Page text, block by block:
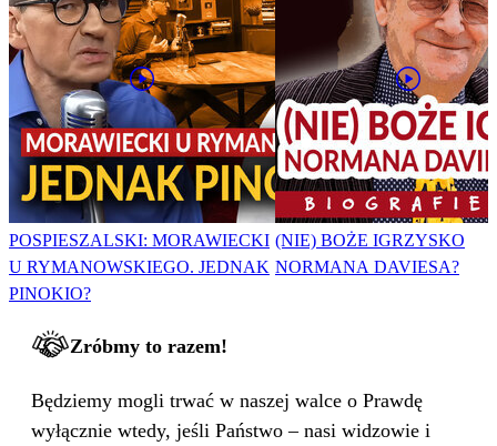
POSPIESZALSKI: MORAWIECKI
U RYMANOWSKIEGO. JEDNAK
PINOKIO?
(NIE) BOŻE IGRZYSKO
NORMANA DAVIESA?
Zróbmy to razem!
Będziemy mogli trwać w naszej walce o Prawdę
wyłącznie wtedy, jeśli Państwo – nasi widzowie i